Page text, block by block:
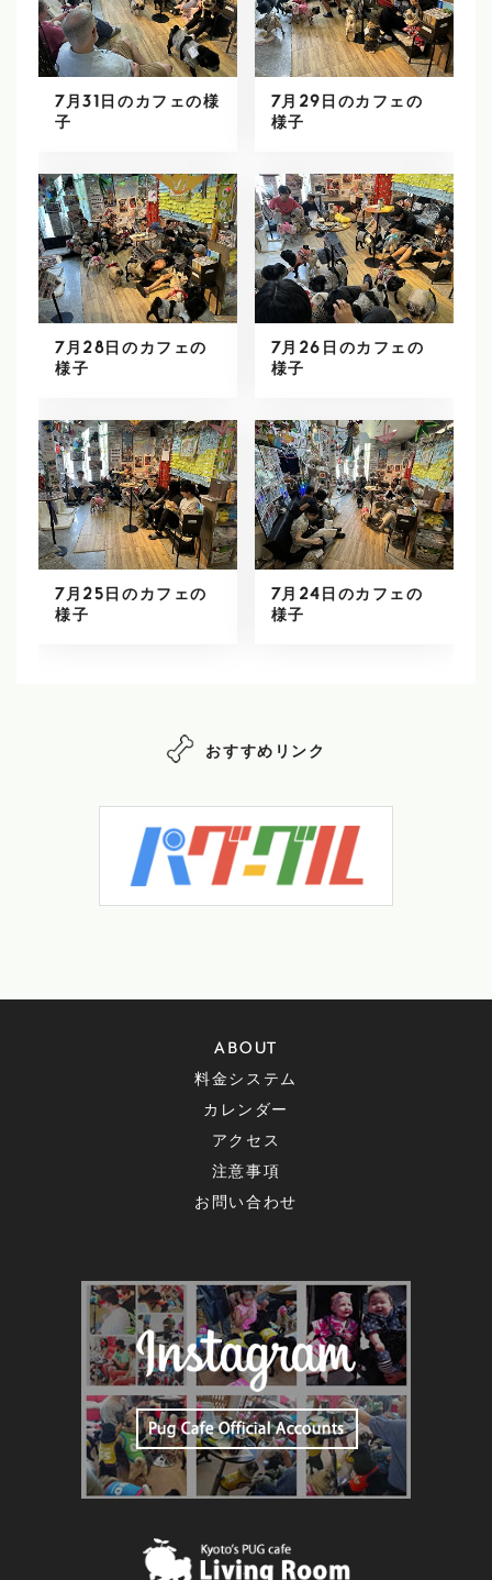
7月31日のカフェの様
子
7月29日のカフェの
様子
7月28日のカフェの
様子
7月26日のカフェの
様子
7月25日のカフェの
様子
7月24日のカフェの
様子
おすすめリンク
ABOUT
料金システム
カレンダー
アクセス
注意事項
お問い合わせ